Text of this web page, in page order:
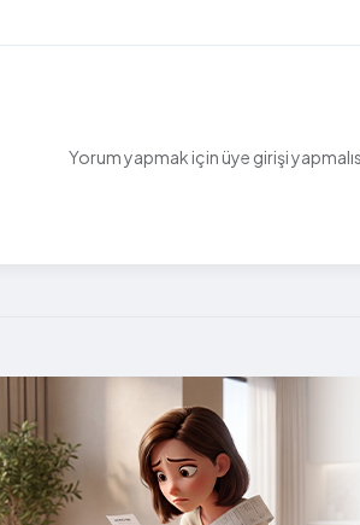
Yorum yapmak için üye girişi